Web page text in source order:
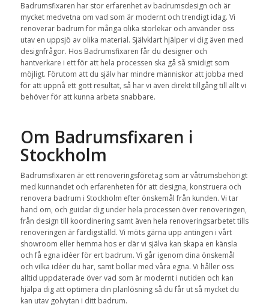
Badrumsfixaren har stor erfarenhet av badrumsdesign och är
mycket medvetna om vad som är modernt och trendigt idag. Vi
renoverar badrum för många olika storlekar och använder oss
utav en uppsjö av olika material. Självklart hjälper vi dig även med
designfrågor. Hos Badrumsfixaren får du designer och
hantverkare i ett för att hela processen ska gå så smidigt som
möjligt. Förutom att du själv har mindre människor att jobba med
för att uppnå ett gott resultat, så har vi även direkt tillgång till allt vi
behöver för att kunna arbeta snabbare.
Om Badrumsfixaren i
Stockholm
Badrumsfixaren är ett renoveringsföretag som är våtrumsbehörigt
med kunnandet och erfarenheten för att designa, konstruera och
renovera badrum i Stockholm efter önskemål från kunden. Vi tar
hand om, och guidar dig under hela processen över renoveringen,
från design till koordinering samt även hela renoveringsarbetet tills
renoveringen är färdigställd. Vi möts gärna upp antingen i vårt
showroom eller hemma hos er där vi själva kan skapa en känsla
och få egna idéer för ert badrum. Vi går igenom dina önskemål
och vilka idéer du har, samt bollar med våra egna. Vi håller oss
alltid uppdaterade över vad som är modernt i nutiden och kan
hjälpa dig att optimera din planlösning så du får ut så mycket du
kan utav golvytan i ditt badrum.